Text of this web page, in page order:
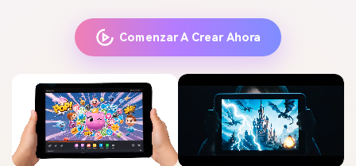
Comenzar A Crear Ahora